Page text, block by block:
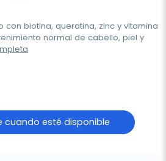
biotina, queratina, zinc y vitamina
normal de cabello, piel y
cuando esté disponible